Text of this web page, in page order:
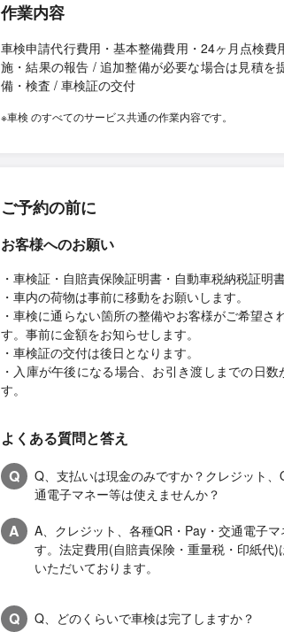
作業内容
車検申請代行費用・基本整備費用・24ヶ月点検
施・結果の報告 / 追加整備が必要な場合は見積を
備・検査 / 車検証の交付
※車検 のすべてのサービス共通の作業内容です。
ご予約の前に
お客様へのお願い
・車検証・自賠責保険証明書・自動車税納税証明
・車内の荷物は事前に移動をお願いします。
・車検に通らない箇所の整備やお客様がご希望
す。事前に金額をお知らせします。
・車検証の交付は後日となります。
・入庫が午後になる場合、お引き渡しまでの日
す。
よくある質問と答え
Q
Q、支払いは現金のみですか？クレジット
通電子マネー等は使えませんか？
A
A、クレジット、各種QR・Pay・交通電子
す。法定費用(自賠責保険・重量税・印紙代
いただいております。
Q Q、どのくらいで車検は完了しますか？